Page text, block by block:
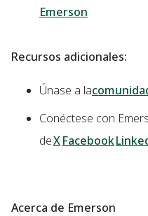
Emerson
Recursos adicionales:
Únase a la
Conéctese con
deXFacebook
Acerca de Emerson